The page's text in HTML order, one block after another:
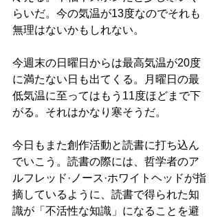
らいだ。今の気温が13度なのでそれも
無理はないかもしれない。
今週末の日曜日からは最高気温が20度
に満たない日も出てくる。月曜日の最
低気温に至ってはもう11度ほどまで下
がる。それはかなり寒そうだ。
今日もまた創作活動と読書に打ち込ん
でいこう。読書の際には、哲学者のア
ルフレッド·ノース·ホワイトヘッドが指
摘しているように、読書で得られた知
識が「不活性な知識」になることを避